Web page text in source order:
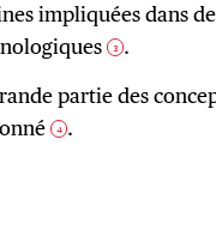
impliquées dans
3 .
partie des
4 .